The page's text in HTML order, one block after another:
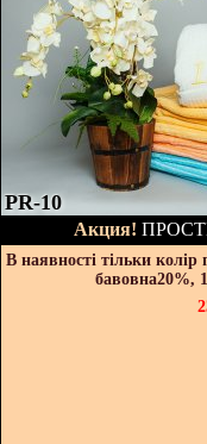
PR-10
Акция!
В наявності тільки
бавовна20%,